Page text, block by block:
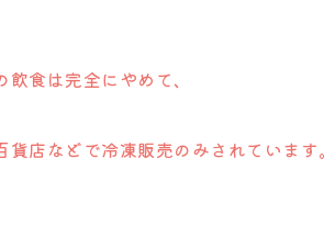
飲食は完全にやめて、
貨店などで冷凍販売のみされています